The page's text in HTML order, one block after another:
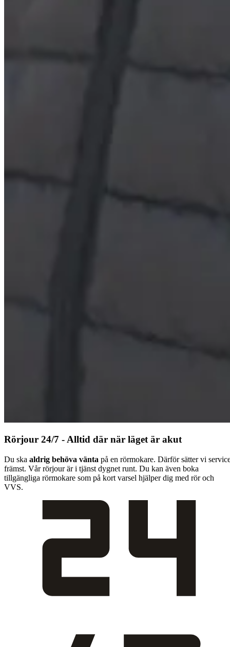
Rörjour 24/7 - Alltid där när läget är akut
Du ska aldrig behöva vänta på en rörmokare. Därför sätter vi
främst. Vår rörjour är i tjänst dygnet runt. Du kan även boka
tillgängliga rörmokare som på kort varsel hjälper dig med rör och
VVS.